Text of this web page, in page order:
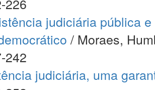
judiciária pública
/ Moraes,
242
judiciária, uma